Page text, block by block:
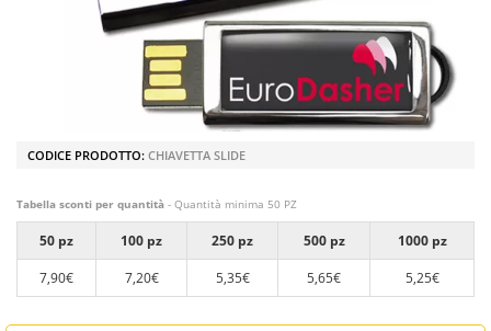
CODICE PRODOTTO: CHIAVETTA SLIDE
Tabella sconti per quantità - Quantità minima 50 PZ
50 pz 100 pz 250 pz 500 pz
1000 pz
7,90€
7,20€ 5,35€ 5,65€ 5,25€